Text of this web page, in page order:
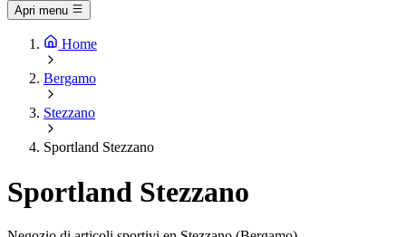
Apri menu
Home
Bergamo
Stezzano
Sportland Stezzano
Sportland Stezzano